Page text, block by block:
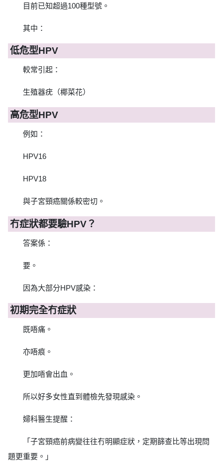
目前已知超過100種型號。
其中：
低危型HPV
較常引起：
生殖器疣（椰菜花）
高危型HPV
例如：
HPV16
HPV18
與子宮頸癌關係較密切。
冇症狀都要驗HPV？
答案係：
要。
因為大部分HPV感染：
初期完全冇症狀
既唔痛。
亦唔痕。
更加唔會出血。
所以好多女性直到體檢先發現感染。
婦科醫生提醒：
「子宮頸癌前病變往往冇明顯症狀，定期篩查比等出現問
題更重要。」